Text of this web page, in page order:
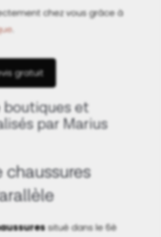
chez vous grâce à
gratuit
boutiques et
par Marius
situé dans le 6è